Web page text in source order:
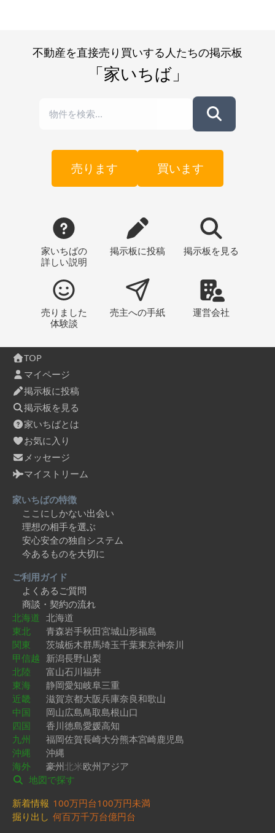
不動産を直接売り買いする人たちの掲示板
「家いちば」
売ります 買います
家いちばの
詳しい説明
掲示板に投稿 掲示板 を見る
売りました
体験談
売主への手紙 運営会社
TOP
マイページ
掲示板に投稿
掲示板を見る
家いちばとは
お気に入り
メッセージ
マイストリーム
家いちばの特徴
ここにしかない出会い
理想の相手を選ぶ
安心安全の独自システム
今あるものを大切に
ご利用ガイド
よくあるご質問
商談・契約の流れ
北海道 北海道
東北
青森岩手秋田宮城山形福島
関東
茨城栃木群馬埼玉千葉東京神奈川
甲信越 新潟長野山梨
北陸
富山石川福井
東海
静岡愛知岐阜三重
近畿
滋賀京都大阪兵庫奈良和歌山
中国
岡山広島鳥取島根山口
四国
香川徳島愛媛高知
九州
福岡佐賀長崎大分熊本宮崎鹿児島
沖縄
沖縄
海外
豪州北米欧州アジア
地図で探す
新着情報 100万円台100万円未満
掘り出し 何百万千万台億円台